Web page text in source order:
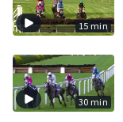
15 min
30 min